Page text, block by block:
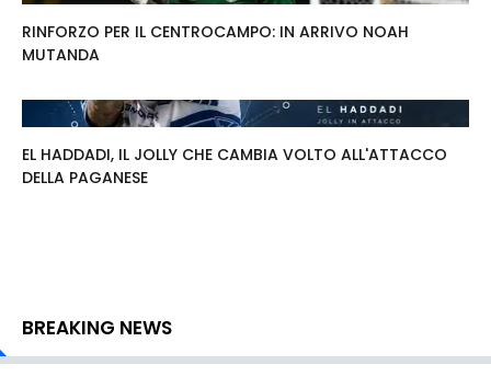
RINFORZO PER IL CENTROCAMPO: IN ARRIVO NOAH
MUTANDA
EL HADDADI, IL JOLLY CHE CAMBIA VOLTO ALL'ATTACCO
DELLA PAGANESE
BREAKING NEWS